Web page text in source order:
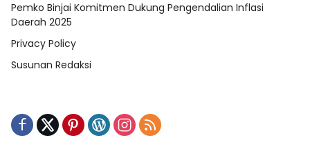
Pemko Binjai Komitmen Dukung Pengendalian Inflasi
Daerah 2025
Privacy Policy
Susunan Redaksi